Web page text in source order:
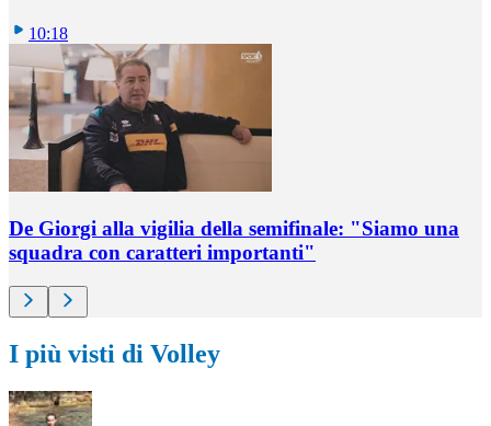
10:18
De Giorgi alla vigilia della semifinale: "Siamo una
squadra con caratteri importanti"
I più visti di Volley